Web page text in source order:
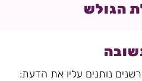
הגולש
נותנים עליו את הדעת: